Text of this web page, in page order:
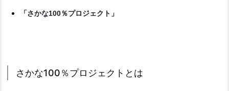
「さかな100％プロジェクト 」
さかな100％プロジェクトとは